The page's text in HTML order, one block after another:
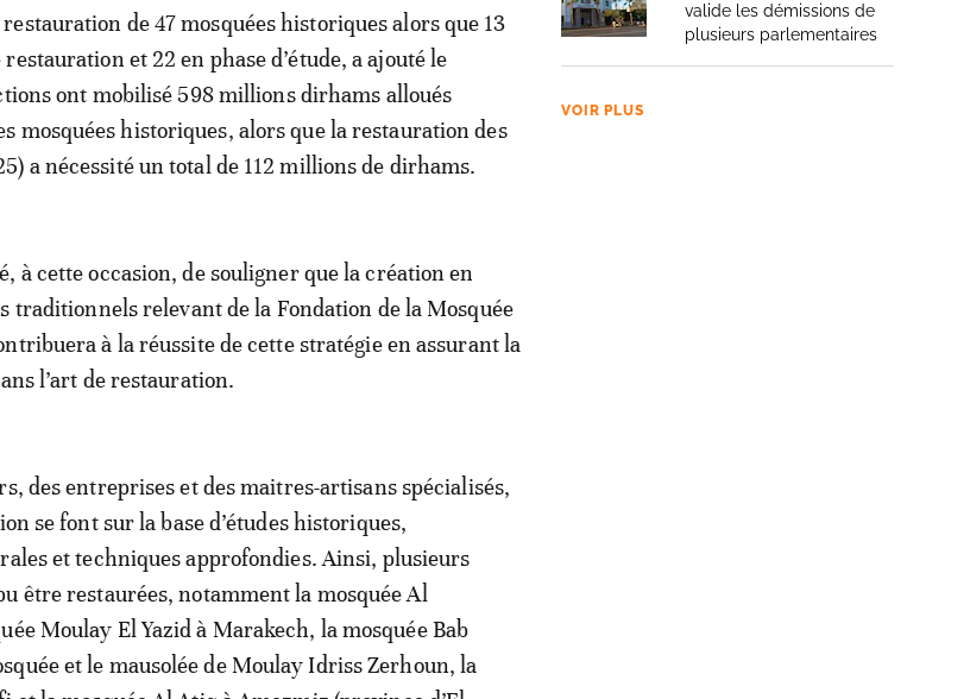
de 47 mosquées historiques alors que 13
et 22 en phase d’étude, a ajouté le
ont mobilisé 598 millions dirhams alloués
mosquées historiques, alors que la restauration des
a nécessité un total de 112 millions de dirhams.
à cette occasion, de souligner que la création en
traditionnels relevant de la Fondation de la Mosquée
à la réussite de cette stratégie en assurant la
l’art de restauration.
des entreprises et des maitres-artisans spécialisés,
se font sur la base d’études historiques,
et techniques approfondies. Ainsi, plusieurs
être restaurées, notamment la mosquée Al
Moulay El Yazid à Marakech, la mosquée Bab
et le mausolée de Moulay Idriss Zerhoun, la
valide les démissions de
plusieurs parlementaires
VOIR PLUS